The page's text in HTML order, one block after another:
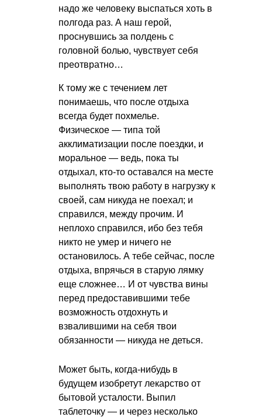
надо же человеку выспаться хоть в
полгода раз. А наш герой,
проснувшись за полдень с
головной болью, чувствует себя
преотвратно…
К тому же с течением лет
понимаешь, что после отдыха
всегда будет похмелье.
Физическое — типа той
акклиматизации после поездки, и
моральное — ведь, пока ты
отдыхал, кто-то оставался на месте
выполнять твою работу в нагрузку к
своей, сам никуда не поехал; и
справился, между прочим. И
неплохо справился, ибо без тебя
никто не умер и ничего не
остановилось. А тебе сейчас, после
отдыха, впрячься в старую лямку
еще сложнее… И от чувства вины
перед предоставившими тебе
возможность отдохнуть и
взвалившими на себя твои
обязанности — никуда не деться.
Может быть, когда-нибудь в
будущем изобретут лекарство от
бытовой усталости. Выпил
таблеточку — и через несколько